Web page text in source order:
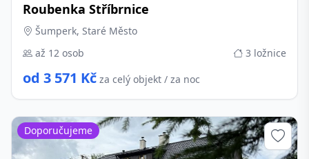
Roubenka Stříbrnice
Šumperk, Staré Město
až 12 osob
3 ložnice
od 3 571 Kč za celý objekt / za noc
Doporučujeme